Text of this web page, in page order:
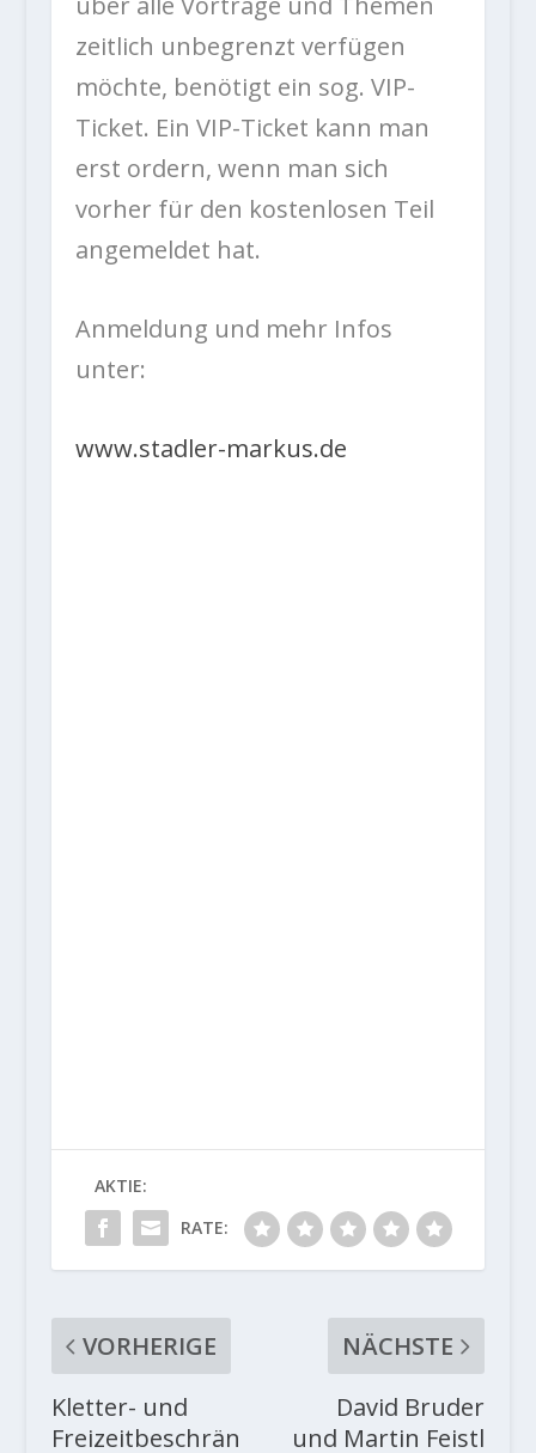
zeitlich unbegrenzt verfügen
möchte, benötigt ein sog. VIP-
Ticket. Ein VIP-Ticket kann man
erst ordern, wenn man sich
vorher für den kostenlosen Teil
angemeldet hat.
Anmeldung und mehr Infos
unter:
www.stadler-markus.de
AKTIE:
RATE:
VORHERIGE
Kletter- und
Freizeitbeschrän
NÄCHSTE
David Bruder
und Martin Feistl